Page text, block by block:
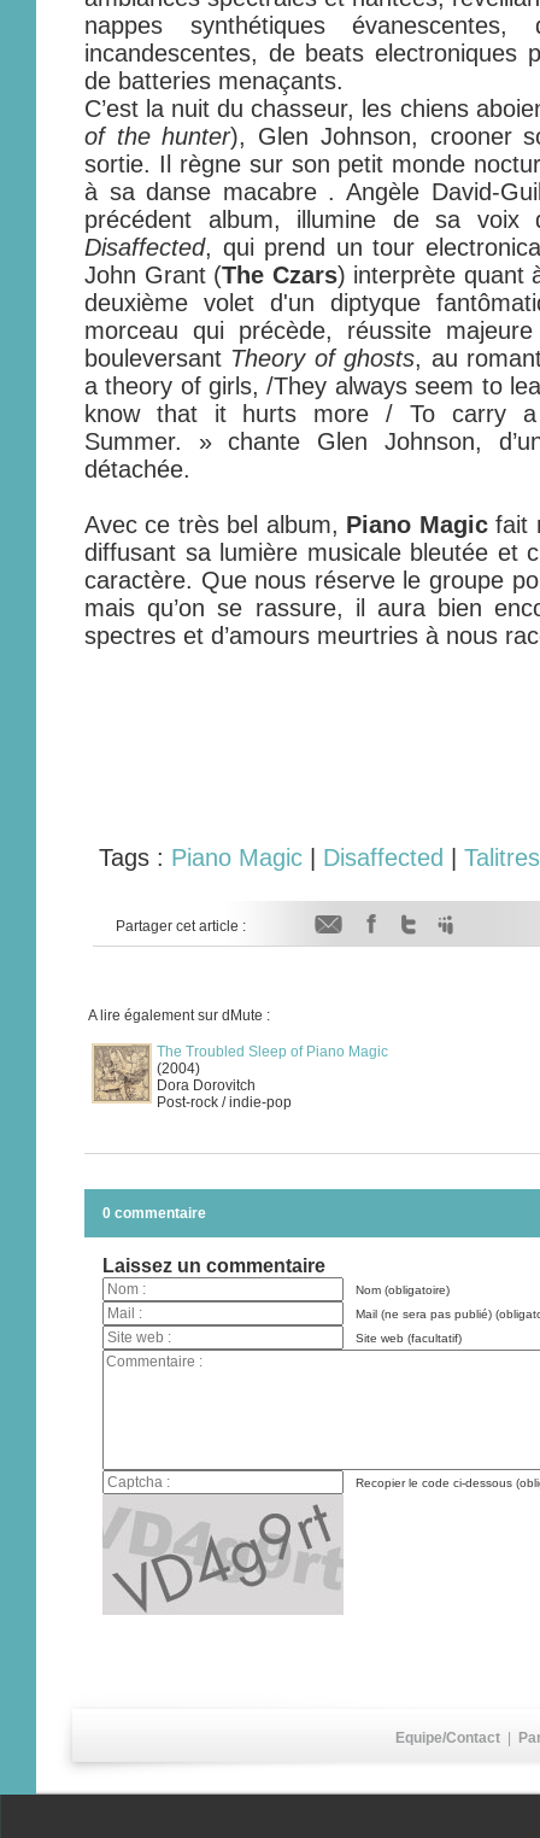
nappes synthétiques
incandescentes, de beats electroniques
de batteries menaçants.
C’est la nuit du chasseur, les chiens
of the hunter), Glen Johnson, crooner
sortie. Il règne sur son petit monde
à sa danse macabre . Angèle David-
précédent album, illumine de sa voix
Disaffected, qui prend un tour
John Grant (The Czars) interprète quant
deuxième volet d'un diptyque
morceau qui précède, réussite
bouleversant Theory of ghosts, au
a theory of girls, /They always seem to
know that it hurts more / To carry a
Summer. » chante Glen Johnson,
détachée.
Avec ce très bel album, Piano Magicfait
diffusant sa lumière musicale bleutée et
caractère. Que nous réserve le groupe
mais qu’on se rassure, il aura bien
spectres et d’amours meurtries à nous
Tags : Piano Magic| Disaffected Talitres
Partager cet article :
A lire également sur dMute :
The Troubled Sleep of Piano Magic
(2004)
Dora Dorovitch
Post-rock / indie-pop
0 commentaire
Laissez un commentaire
Nom (obligatoire)
Mail (ne sera pas publié)
Site web (facultatif)
Recopier le code ci-dessous
Equipe/Contact